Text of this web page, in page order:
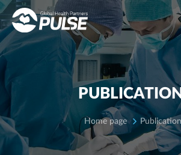
Home page